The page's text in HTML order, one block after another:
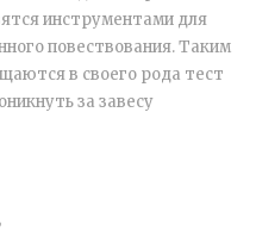
инструментами для
повествования. Таким
в своего рода тест
за завесу